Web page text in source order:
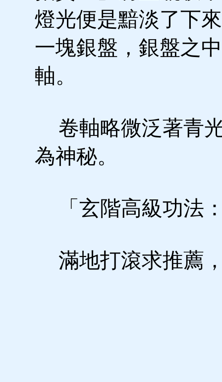
燈光便是黯淡了下
一塊銀盤，銀盤之
軸。
卷軸略微泛著青
為神秘。
「玄階高級功法
滿地打滾求推薦